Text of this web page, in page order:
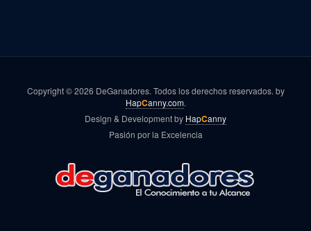
Copyright © 2026 DeGanadores. Todos los derechos reservados. by
HapCanny.com.
Design & Development by HapCanny
Pasión por la Excelencia